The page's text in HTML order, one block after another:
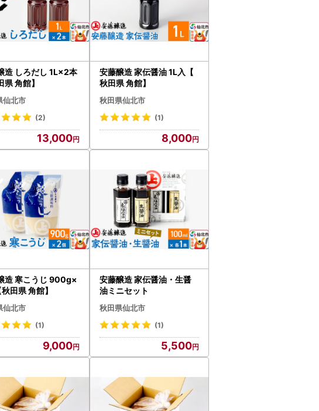
ます。
造 しろだし 1L×2本
県 角館】
仙北市
(2)
13,000
安藤醸造 家伝醤油 1L入【
秋田県 角館】
秋田県仙北市
(1)
8,000
造 寒こうじ 900g×
田県 角館】
仙北市
(1)
9,000
安藤醸造 家伝醤油・生醤
油ミニセット
秋田県仙北市
(1)
5,500